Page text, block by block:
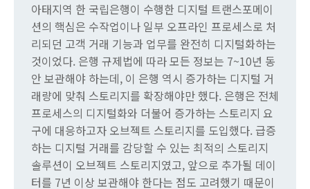
아태지역 한 국립은행이 수행한 디지털 트랜스포메이
션의 핵심은 수작업이나 일부 오프라인 프로세스로 처
리되던 고객 거래 기능과 업무를 완전히 디지털화하는
것이었다. 은행 규제법에 따라 모든 정보는 7~10년 동
안 보관해야 하는데, 이 은행 역시 증가하는 디지털 거
래량에 맞춰 스토리지를 확장해야만 했다. 은행은 전체
프로세스의 디지털화와 더불어 증가하는 스토리지 요
구에 대응하고자 오브젝트 스토리지를 도입했다. 급증
하는 디지털 거래를 감당할 수 있는 최적의 스토리지
솔루션이 오브젝트 스토리지였고, 앞으로 추가될 데이
터를 7년 이상 보관해야 한다는 점도 고려했기 때문이